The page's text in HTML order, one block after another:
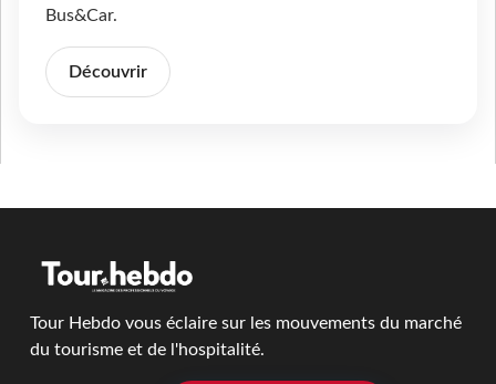
Bus&Car.
Découvrir
Tour Hebdo vous éclaire sur les mouvements du marché
du tourisme et de l'hospitalité.